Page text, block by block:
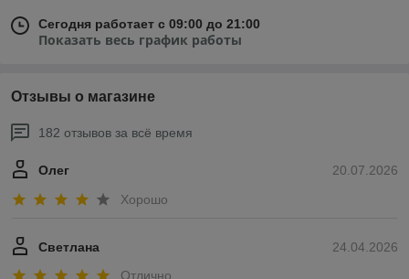
Сегодня работает с 09:00 до 21:00
Показать весь график работы
Отзывы о магазине
182 отзывов за всё время
20.07.2026
Олег
Хорошо
24.04.2026
Светлана
Отлично